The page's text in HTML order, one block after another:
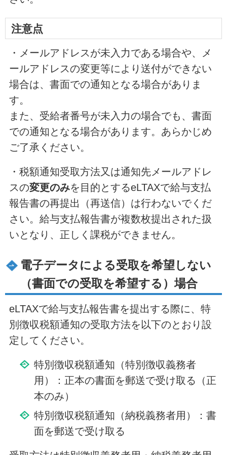
注意点
・メールアドレスが未入力である場合や、メ
ールアドレスの変更等により送付ができない
場合は、書面での通知となる場合がありま
す。
また、受給者番号が未入力の場合でも、書面
での通知となる場合があります。あらかじめ
ご了承ください。
・税額通知受取方法又は通知先メールアドレ
スの変更のみを目的とするeLTAXで給与支払
報告書の再提出（再送信）は行わないでくだ
さい。給与支払報告書が複数枚提出された扱
いとなり、正しく課税ができません。
電子データによる受取を希望しない
（書面での受取を希望する）場合
eLTAXで給与支払報告書を提出する際に、特
別徴収税額通知の受取方法を以下のとおり設
定してください。
特別徴収税額通知（特別徴収義務者
用）：正本の書面を郵送で受け取る（正
本のみ）
特別徴収税額通知（納税義務者用）：書
面を郵送で受け取る